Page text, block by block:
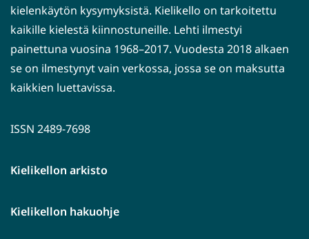
kielenkäytön kysymyksistä. Kielikello on tarkoitettu
kaikille kielestä kiinnostuneille. Lehti ilmestyi
painettuna vuosina 1968–2017. Vuodesta 2018 alkaen
se on ilmestynyt vain verkossa, jossa se on maksutta
kaikkien luettavissa.
ISSN 2489-7698
Kielikellon arkisto
Kielikellon hakuohje